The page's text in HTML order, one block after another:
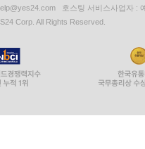
호스팅 서비스사업자 :
Corp. All Rights Reserved.